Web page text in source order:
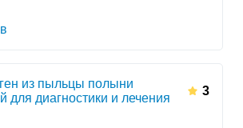
из пыльцы полыни
для диагностики и лечения
3